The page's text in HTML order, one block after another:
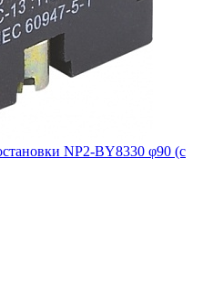
NP2-BY8330 φ90 (с